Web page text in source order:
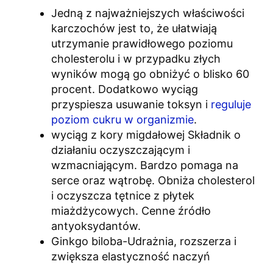
Jedną z najważniejszych właściwości
karczochów jest to, że ułatwiają
utrzymanie prawidłowego poziomu
cholesterolu i w przypadku złych
wyników mogą go obniżyć o blisko 60
procent. Dodatkowo wyciąg
przyspiesza usuwanie toksyn i reguluje
poziom cukru w organizmie.
wyciąg z kory migdałowej Składnik o
działaniu oczyszczającym i
wzmacniającym. Bardzo pomaga na
serce oraz wątrobę. Obniża cholesterol
i oczyszcza tętnice z płytek
miażdżycowych. Cenne źródło
antyoksydantów.
Ginkgo biloba-Udrażnia, rozszerza i
zwiększa elastyczność naczyń